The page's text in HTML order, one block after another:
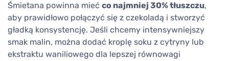
Śmietana powinna mieć co najmniej 30% tłuszczu,
aby prawidłowo połączyć się z czekoladą i stworzyć
gładką konsystencję. Jeśli chcemy intensywniejszy
smak malin, można dodać kroplę soku z cytryny lub
ekstraktu waniliowego dla lepszej równowagi